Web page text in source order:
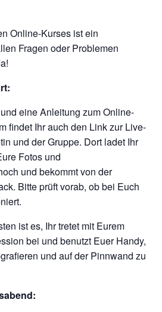
Online-Kurses ist ein
Fragen oder Problemen
eine Anleitung zum Online-
findet Ihr auch den Link zur Live-
und der Gruppe. Dort ladet Ihr
Fotos und
und bekommt von der
Bitte prüft vorab, ob bei Euch
ist es, Ihr tretet mit Eurem
bei und benutzt Euer Handy,
und auf der Pinnwand zu